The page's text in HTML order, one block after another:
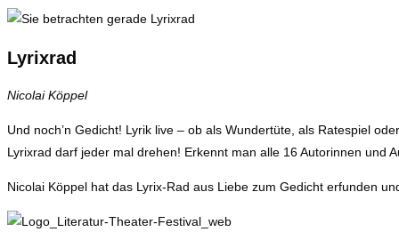
Lyrixrad
Nicolai Köppel
Und noch’n Gedicht! Lyrik live – ob als Wundertüte, als Ratespiel
Lyrixrad darf jeder mal drehen! Erkennt man alle 16 Autorinnen und
Nicolai Köppel hat das Lyrix-Rad aus Liebe zum Gedicht erfunden